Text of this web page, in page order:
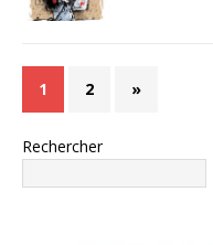
1 2 »
Rechercher